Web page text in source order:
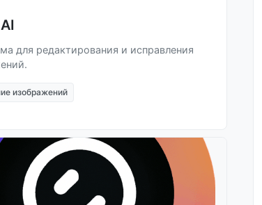
для редактирования и исправления
изображений